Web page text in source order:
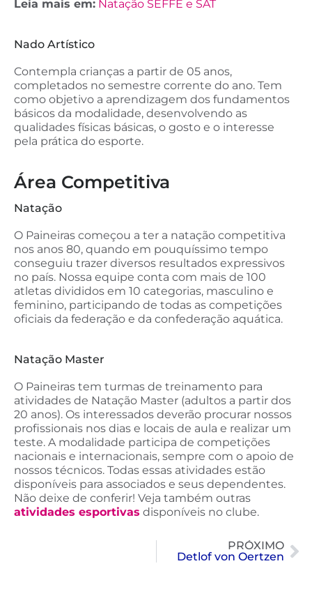
Leia mais em: Natação SEFFE e SAT
Nado Artístico
Contempla crianças a partir de 05 anos,
completados no semestre corrente do ano. Tem
como objetivo a aprendizagem dos fundamentos
básicos da modalidade, desenvolvendo as
qualidades físicas básicas, o gosto e o interesse
pela prática do esporte.
Área Competitiva
Natação
O Paineiras começou a ter a natação competitiva
nos anos 80, quando em pouquíssimo tempo
conseguiu trazer diversos resultados expressivos
no país. Nossa equipe conta com mais de 100
atletas divididos em 10 categorias, masculino e
feminino, participando de todas as competições
oficiais da federação e da confederação aquática.
Natação Master
O Paineiras tem turmas de treinamento para
atividades de Natação Master (adultos a partir dos
20 anos). Os interessados deverão procurar nossos
profissionais nos dias e locais de aula e realizar um
teste. A modalidade participa de competições
nacionais e internacionais, sempre com o apoio de
nossos técnicos. Todas essas atividades estão
disponíveis para associados e seus dependentes.
Não deixe de conferir! Veja também outras
atividades esportivas disponíveis no clube.
PRÓXIMO
Detlof von Oertzen